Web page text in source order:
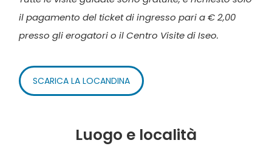
il pagamento del ticket di ingresso pari a € 2,00
presso gli erogatori o il Centro Visite di Iseo.
SCARICA LA LOCANDINA
Luogo e località